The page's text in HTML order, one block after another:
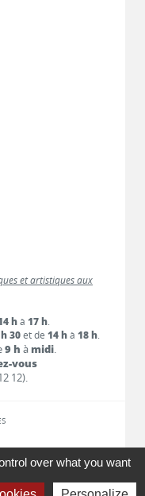
et artistiques aux
hà 17 h.
30et de 14 hà 18 h.
9 h à midi.
vous
12).
over what you want